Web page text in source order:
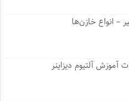
– انواع خازن‌ها
آموزش آلتیوم دیزاینر